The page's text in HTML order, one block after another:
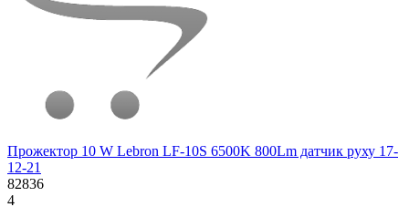
Прожектор 10 W Lebron LF-10S 6500K 800Lm датчик руху 17-
12-21
82836
4